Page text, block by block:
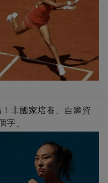
非國家培養、自籌資
字」